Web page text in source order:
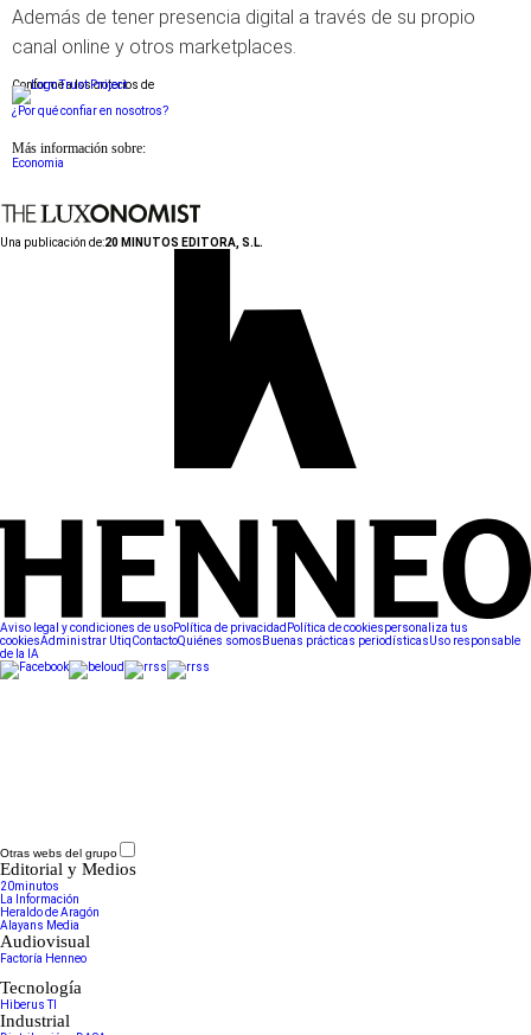
Además de tener presencia digital a través de su propio
canal online y otros marketplaces.
Conforme a los criterios de
¿Por qué confiar en nosotros?
Más información sobre:
Economia
Una publicación de:20 MINUTOS EDITORA, S.L.
Aviso legal y condiciones de usoPolítica de privacidad Política de cookiespersonaliza tus
cookiesAdministrar UtiqContactoQuiénes somos Buenas prácticas periodísticasUso responsable
de la IA
Otras webs del grupo
Editorial y Medios
20minutos
La Información
Heraldo de Aragón
Alayans Media
Audiovisual
Factoría Henneo
Tecnología
Hiberus TI
Industrial